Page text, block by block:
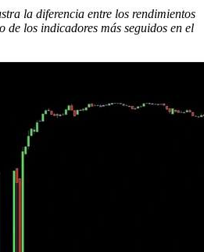
la diferencia entre los rendimientos
de los indicadores más seguidos en el